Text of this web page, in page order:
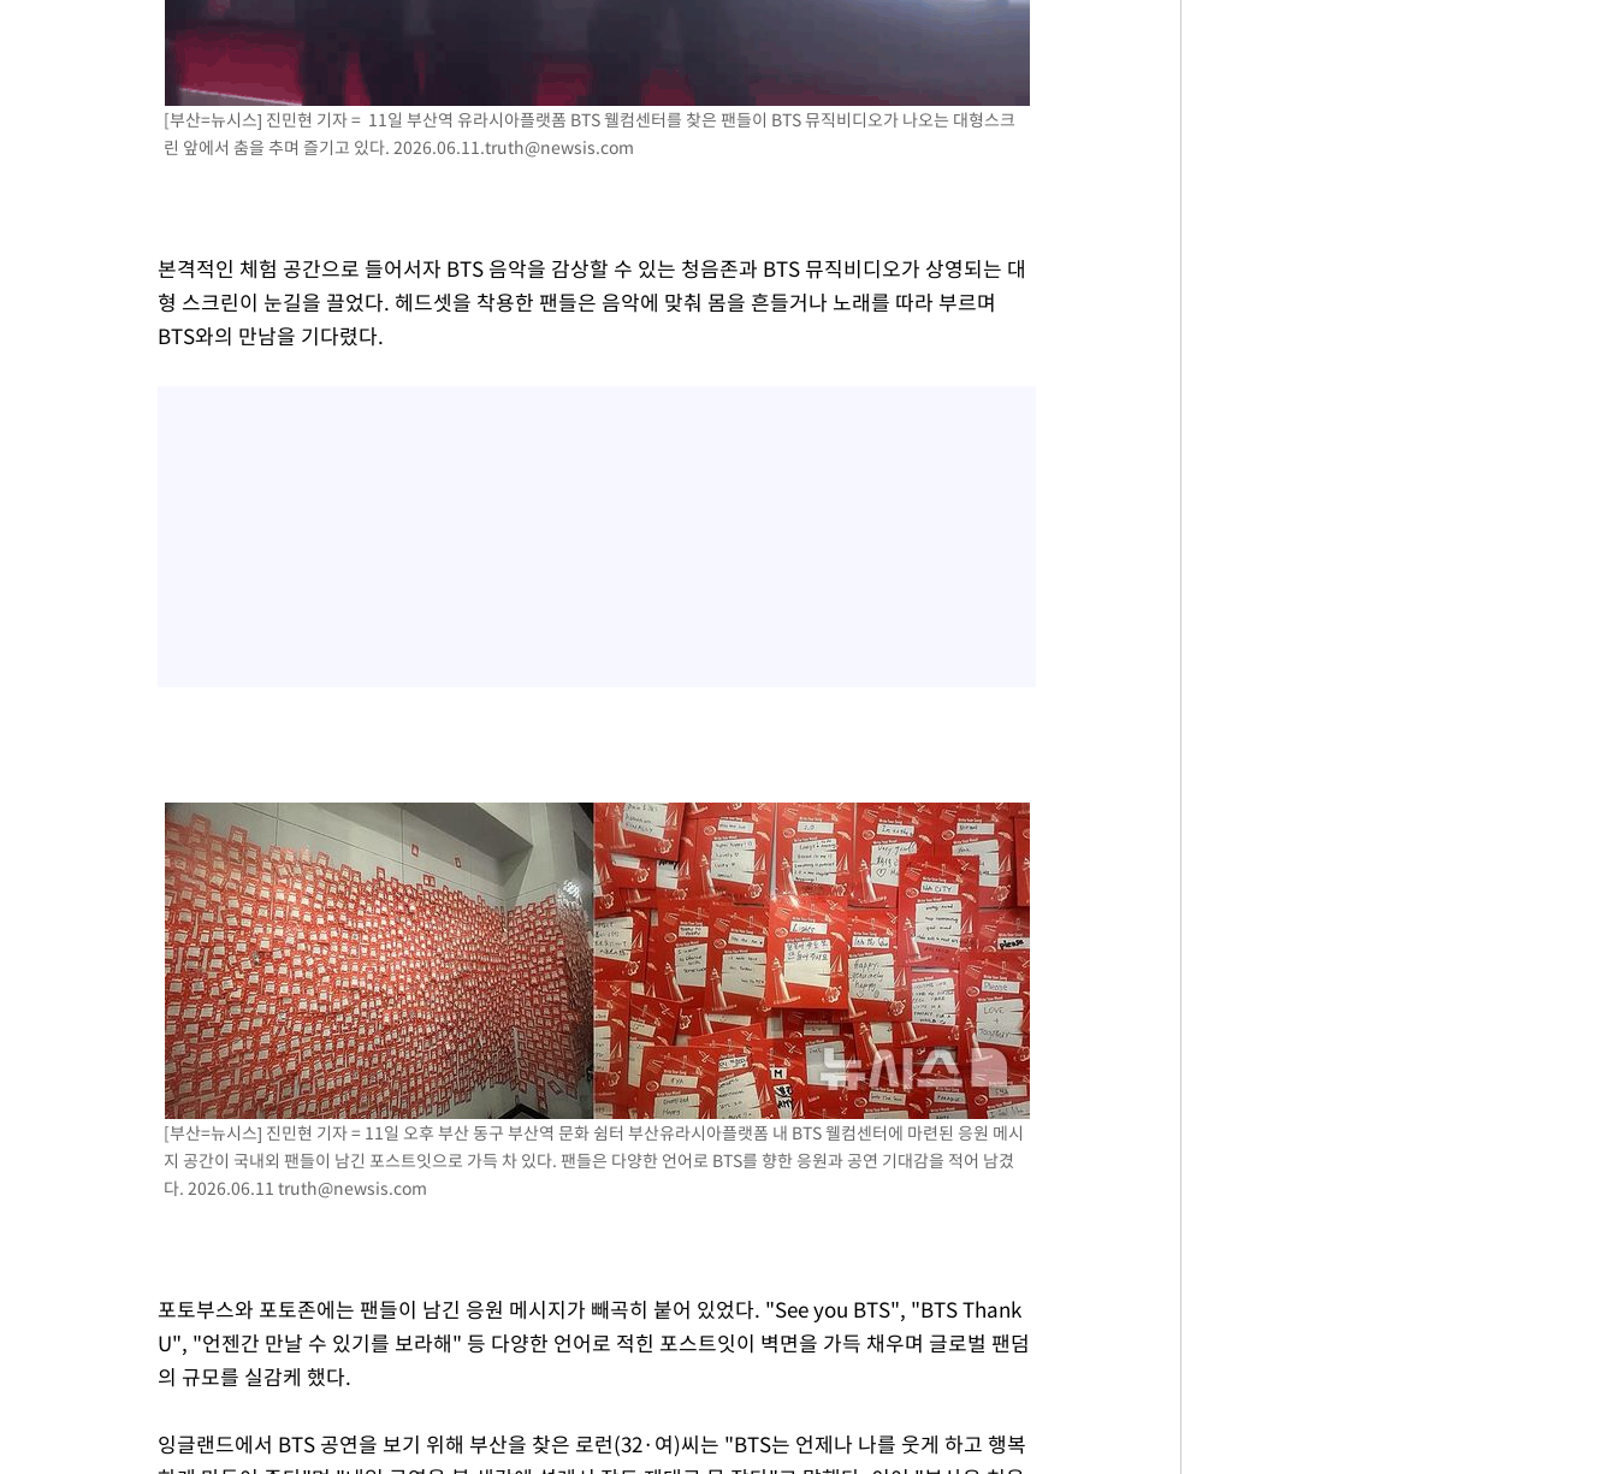
[부산=뉴시스] 진민현 기자 = 11일 부산역 유라시아플랫폼 BTS 웰컴센터를 찾은 팬들이 BTS 뮤직비디오가 나오는 대형스크
린 앞에서 춤을 추며 즐기고 있다. 2026.06.11.truth@newsis.com
본격적인 체험 공간으로 들어서자 BTS 음악을 감상할 수 있는 청음존과 BTS 뮤직비디오가 상영되는 대
형 스크린이 눈길을 끌었다. 헤드셋을 착용한 팬들은 음악에 맞춰 몸을 흔들거나 노래를 따라 부르며
BTS와의 만남을 기다렸다.
[부산=뉴시스] 진민현 기자 = 11일 오후 부산 동구 부산역 문화 쉼터 부산유라시아플랫폼 내 BTS 웰컴센터에 마련된 응원 메시
지 공간이 국내외 팬들이 남긴 포스트잇으로 가득 차 있다. 팬들은 다양한 언어로 BTS를 향한 응원과 공연 기대감을 적어 남겼
다. 2026.06.11 truth@newsis.com
포토부스와 포토존에는 팬들이 남긴 응원 메시지가 빼곡히 붙어 있었다. "See you BTS", "BTS Thank
U", "언젠간 만날 수 있기를 보라해" 등 다양한 언어로 적힌 포스트잇이 벽면을 가득 채우며 글로벌 팬덤
의 규모를 실감케 했다.
잉글랜드에서 BTS 공연을 보기 위해 부산을 찾은 로런(32·여)씨는 "BTS는 언제나 나를 웃게 하고 행복